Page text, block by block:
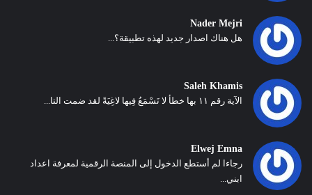
Nader Mejri
هل هناك اصدار جديد لهذه تطبيقة؟...
Saleh Khamis
الآية رقم ١١ بها خطأ لا تَسْمَعُ فِيها لاغِيَةً لقد ضمت التا...
Elwej Emna
رجاءا لم أستطع الدخول إلى المنصة الرقمية لمعرفة اعداد
ابني...